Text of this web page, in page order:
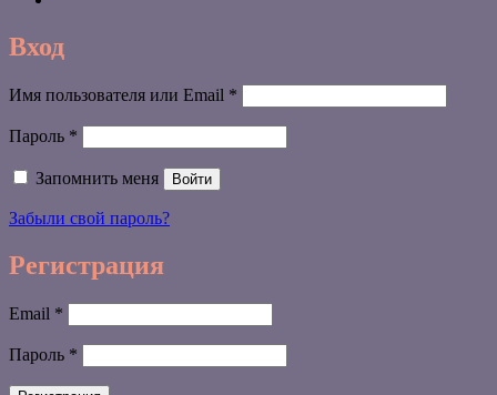
Вход
Имя пользователя или Email *
Пароль *
Запомнить меня Войти
Забыли свой пароль?
Регистрация
Email *
Пароль *